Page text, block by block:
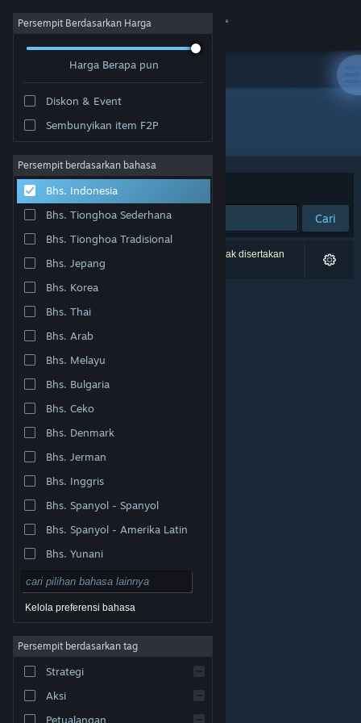
Login
Tentang
Bantuan
Ubah bahasa
Dapatkan Aplikasi Seluler Steam
Lihat situs web desktop
Undang. Semua merek dagang merupakan hak pemilik
Legal| Aksesibilitas
Pengembalian Dana
Persempit Berdasarkan Harga
Harga Berapa pun
Diskon & Event
Sembunyikan item F2P
Persempit berdasarkan bahasa
Bhs. Indonesia
Bhs. Tionghoa Sederhana
Bhs. Tionghoa Tradisional
Bhs. Jepang
Bhs. Korea
Bhs. Thai
Bhs. Arab
Bhs. Melayu
Bhs. Bulgaria
Bhs. Ceko
Bhs. Denmark
Bhs. Jerman
Bhs. Inggris
Bhs. Spanyol - Spanyol
Bhs. Spanyol - Amerika Latin
Bhs. Yunani
Kelola preferensi bahasa
Persempit berdasarkan tag
Strategi
Aksi
Petualangan
Penerbit: Laud Publishing
Berdasarkan Relevansi
Cari
0 hasil cocok dengan pencarianmu. 2 produk tidak disertakan
berdasarkan preferensimu.